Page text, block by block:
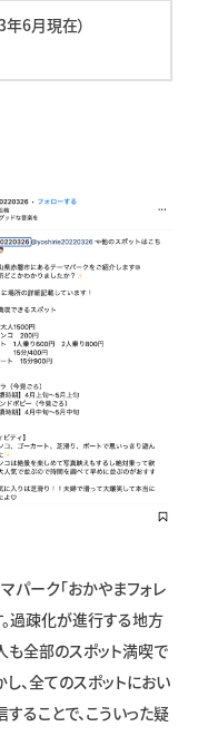
6月現在）
パーク「おかやまフォレ
。過疎化が進行する地方
も全部のスポット満喫で
し、全てのスポットにおい
することで、こういった疑